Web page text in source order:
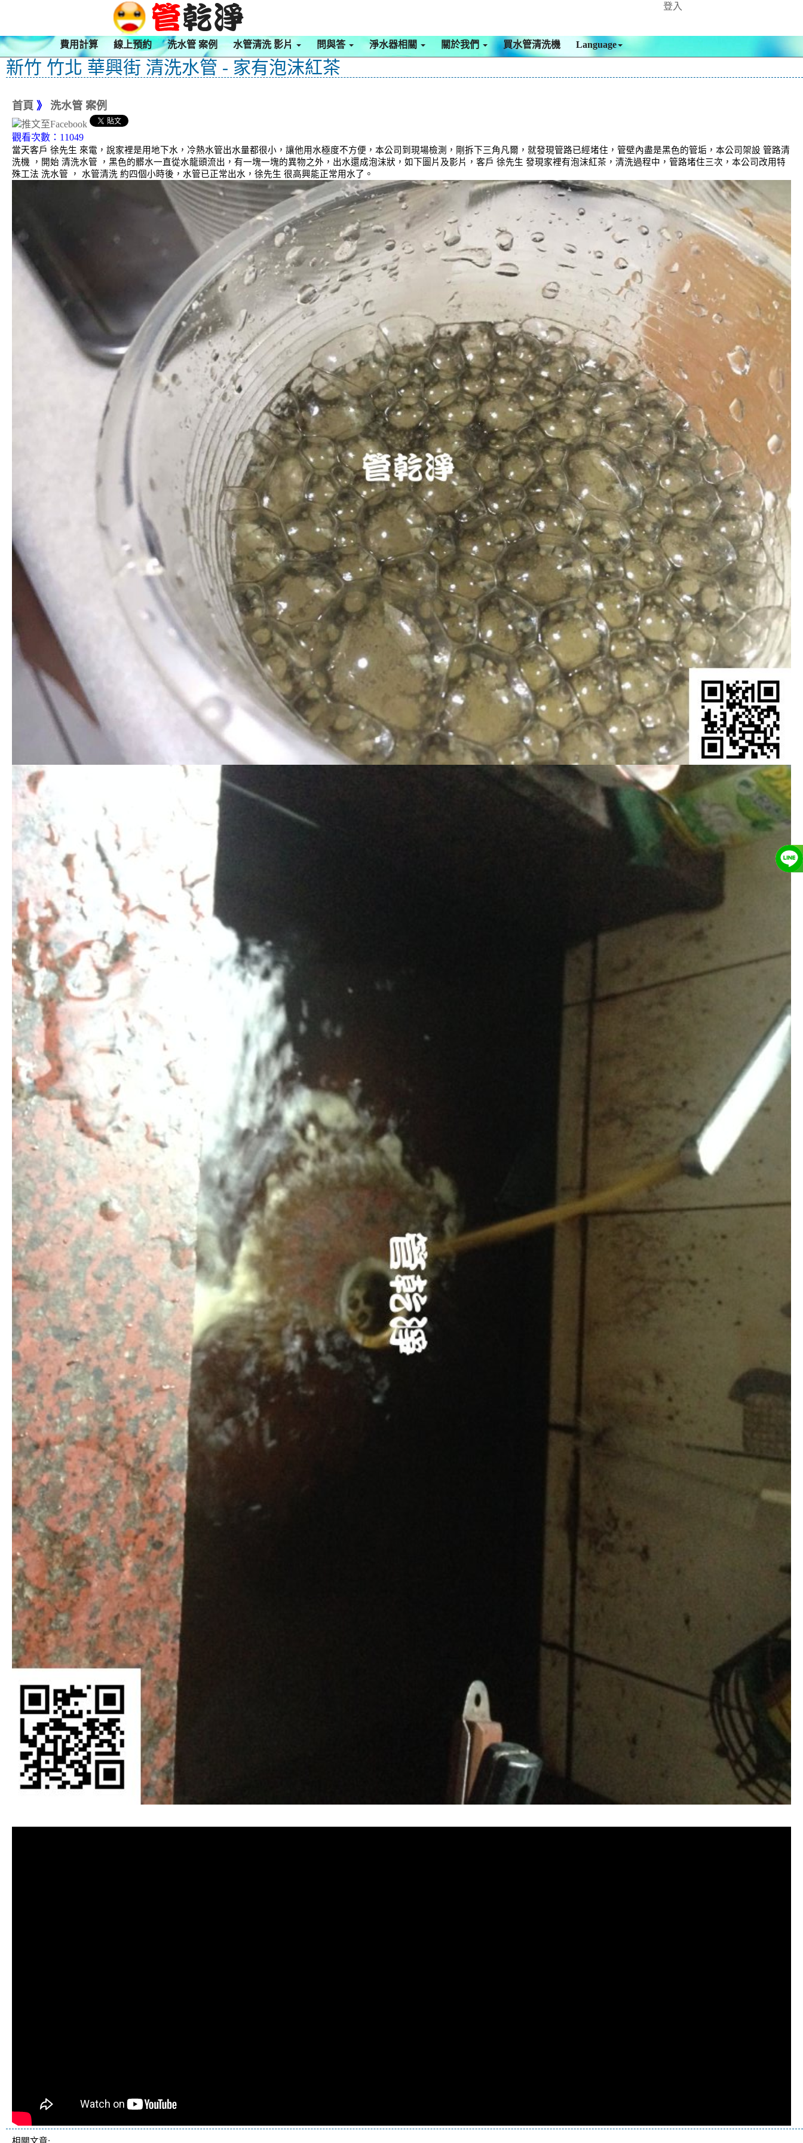
登入
費用計算 線上預約 洗水管 案例 水管清洗 影片 問與答 淨水器相關 關於我們 買水管清洗機 Language
新竹 竹北 華興街 清洗水管 - 家有泡沫紅茶
首頁 》 洗水管 案例
觀看次數：11049
當天客戶 徐先生 來電，說家裡是用地下水，冷熱水管出水量都很小，讓他用水極度不方便，本公司到現場檢測，剛拆下三角凡爾，就發現管路已經堵住，管壁內盡是黑色的管垢，本公司架設 管路清
洗機 ，開始 清洗水管 ，黑色的髒水一直從水龍頭流出，有一塊一塊的異物之外，出水還成泡沫狀，如下圖片及影片，客戶 徐先生 發現家裡有泡沫紅茶，清洗過程中，管路堵住三次，本公司改用特
殊工法 洗水管 ， 水管清洗 約四個小時後，水管已正常出水，徐先生 很高興能正常用水了。